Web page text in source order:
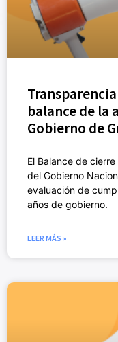
balance de la
Gobierno de
El Balance de
del Gobierno
evaluación de
años de gobierno.
LEER MÁS »